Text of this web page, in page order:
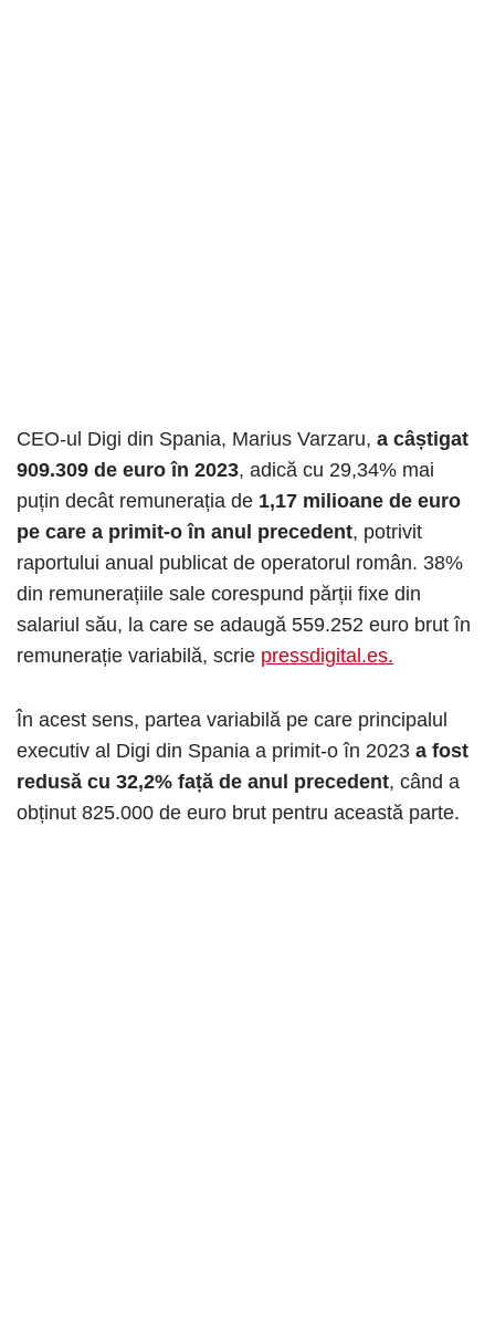
CEO-ul Digi din Spania, Marius Varzaru, a câștigat
909.309 de euro în 2023, adică cu 29,34% mai
puțin decât remunerația de 1,17 milioane de euro
pe care a primit-o în anul precedent, potrivit
raportului anual publicat de operatorul român. 38%
din remunerațiile sale corespund părții fixe din
salariul său, la care se adaugă 559.252 euro brut în
remunerație variabilă, scrie pressdigital.es.
În acest sens, partea variabilă pe care principalul
executiv al Digi din Spania a primit-o în 2023 a fost
redusă cu 32,2% față de anul precedent, când a
obținut 825.000 de euro brut pentru această parte.